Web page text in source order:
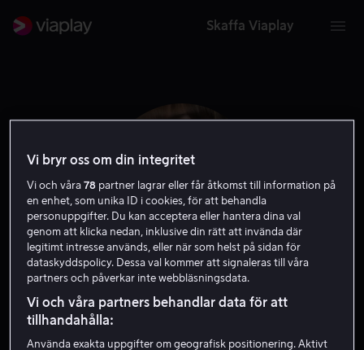
Skaffa Viaplay
Ellinore Holmer
Vi bryr oss om din integritet
Vi och våra78 partner lagrar eller får åtkomst till information på
en enhet, som unika ID i cookies, för att behandla
personuppgifter. Du kan acceptera eller hantera dina val
genom att klicka nedan, inklusive din rätt att invända där
legitimt intresse används, eller när som helst på sidan för
dataskyddspolicy. Dessa val kommer att signaleras till våra
partners och påverkar inte webbläsningsdata.
Vi och våra partners behandlar data för att
tillhandahålla:
Använda exakta uppgifter om geografisk positionering. Aktivt